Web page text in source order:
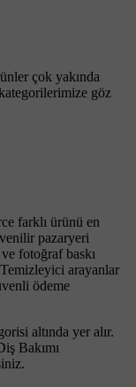
çok yakında
göz
farklı ürünü en
pazaryeri
fotoğraf baskı
arayanlar
ödeme
altında yer alır.
Bakımı